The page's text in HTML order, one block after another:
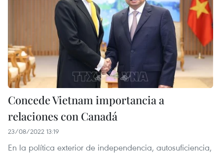
Concede Vietnam importancia a
relaciones con Canadá
23/08/2022 13:19
En la política exterior de independencia, autosuficiencia,